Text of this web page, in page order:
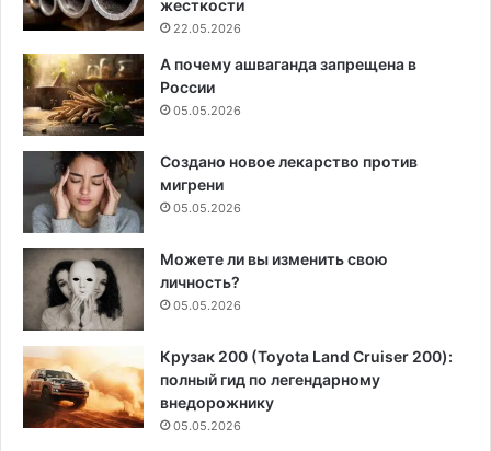
жесткости
22.05.2026
А почему ашваганда запрещена в
России
05.05.2026
Создано новое лекарство против
мигрени
05.05.2026
Можете ли вы изменить свою
личность?
05.05.2026
Крузак 200 (Toyota Land Cruiser 200):
полный гид по легендарному
внедорожнику
05.05.2026